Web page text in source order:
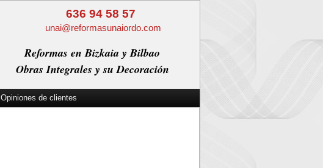
636 94 58 57
unai@reformasunaiordo.com
Reformas en Bizkaia y Bilbao
Obras Integrales y su Decoración
Opiniones de clientes